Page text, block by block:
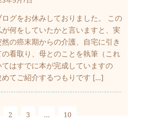
グをお休みしておりました。 この
が何をしていたかと言いますと、実
の癌末期からの介護、自宅に引き
看取り、母とのことを執筆（これ
てはすでに本が完成していますの
めてご紹介するつもりです […]
2 3 … 10